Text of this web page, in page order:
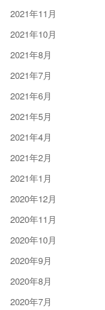
2021年11月
2021年10月
2021年8月
2021年7月
2021年6月
2021年5月
2021年4月
2021年2月
2021年1月
2020年12月
2020年11月
2020年10月
2020年9月
2020年8月
2020年7月